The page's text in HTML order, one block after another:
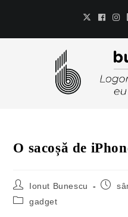
O sacoșă de
Ionut Bunescu
gadget